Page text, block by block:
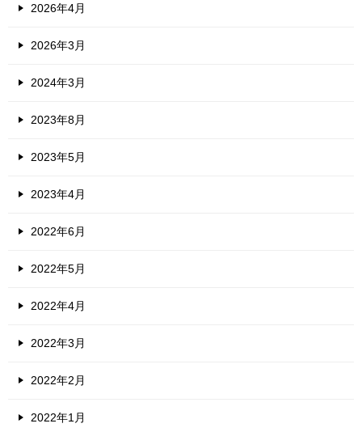
2026年4月
2026年3月
2024年3月
2023年8月
2023年5月
2023年4月
2022年6月
2022年5月
2022年4月
2022年3月
2022年2月
2022年1月